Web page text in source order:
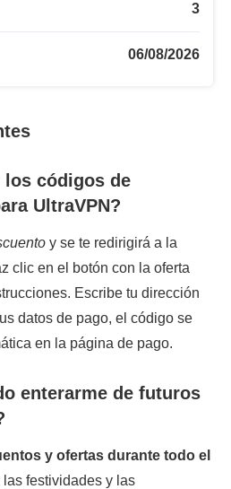
3
06/08/2026
los códigos de
UltraVPN?
y se te redirigirá a la
clic en el botón con la oferta
Escribe tu dirección
datos de pago, el código se
en la página de pago.
enterarme de futuros
y ofertas durante todo el
festividades y las